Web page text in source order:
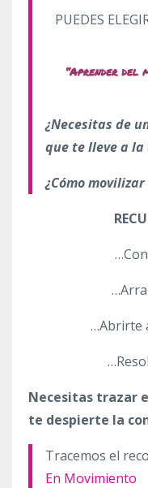
PUEDES
¿Necesitas de
que te lleve a la
¿Cómo movilizar
…Abrirte
Necesitas trazar
te despierte la
Tracemos el
En Movimiento